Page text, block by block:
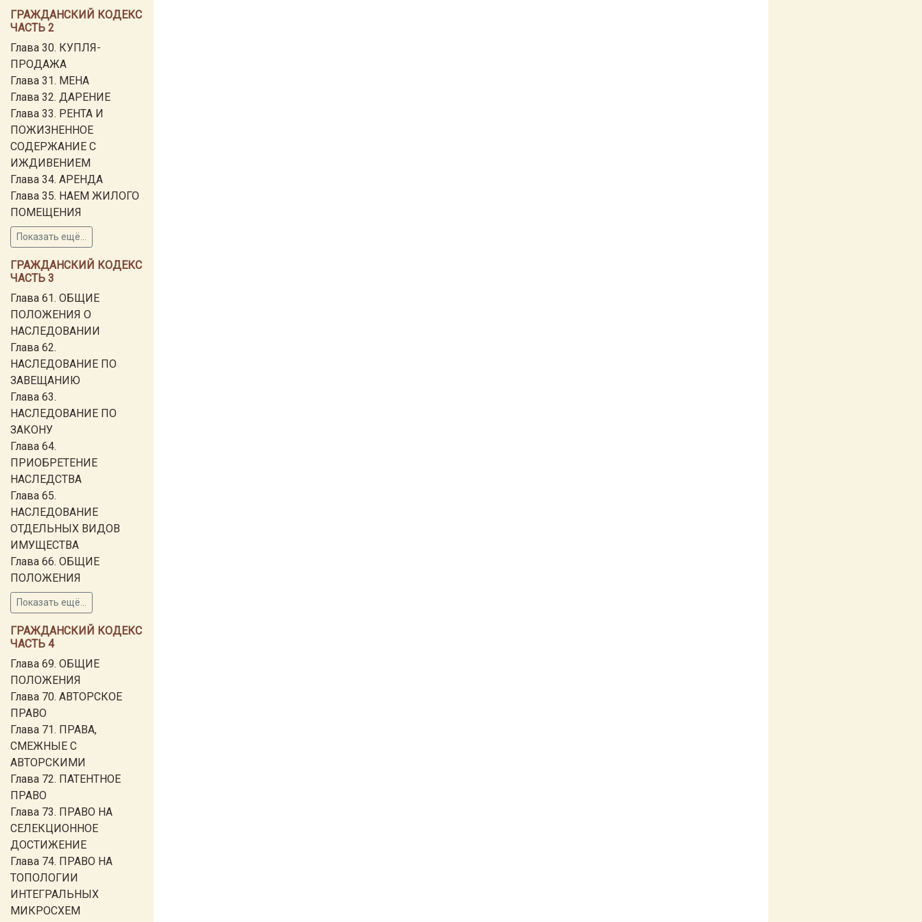
ГРАЖДАНСКИЙ КОДЕКС
ЧАСТЬ 2
Глава 30. КУПЛЯ-
ПРОДАЖА
Глава 31. МЕНА
Глава 32. ДАРЕНИЕ
Глава 33. РЕНТА И
ПОЖИЗНЕННОЕ
СОДЕРЖАНИЕ С
ИЖДИВЕНИЕМ
Глава 34. АРЕНДА
Глава 35. НАЕМ ЖИЛОГО
ПОМЕЩЕНИЯ
Показать ещё...
ГРАЖДАНСКИЙ КОДЕКС
ЧАСТЬ 3
Глава 61. ОБЩИЕ
ПОЛОЖЕНИЯ О
НАСЛЕДОВАНИИ
Глава 62.
НАСЛЕДОВАНИЕ ПО
ЗАВЕЩАНИЮ
Глава 63.
НАСЛЕДОВАНИЕ ПО
ЗАКОНУ
Глава 64.
ПРИОБРЕТЕНИЕ
НАСЛЕДСТВА
Глава 65.
НАСЛЕДОВАНИЕ
ОТДЕЛЬНЫХ ВИДОВ
ИМУЩЕСТВА
Глава 66. ОБЩИЕ
ПОЛОЖЕНИЯ
Показать ещё...
ГРАЖДАНСКИЙ КОДЕКС
ЧАСТЬ 4
Глава 69. ОБЩИЕ
ПОЛОЖЕНИЯ
Глава 70. АВТОРСКОЕ
ПРАВО
Глава 71. ПРАВА,
СМЕЖНЫЕ С
АВТОРСКИМИ
Глава 72. ПАТЕНТНОЕ
ПРАВО
Глава 73. ПРАВО НА
СЕЛЕКЦИОННОЕ
ДОСТИЖЕНИЕ
Глава 74. ПРАВО НА
ТОПОЛОГИИ
ИНТЕГРАЛЬНЫХ
МИКРОСХЕМ